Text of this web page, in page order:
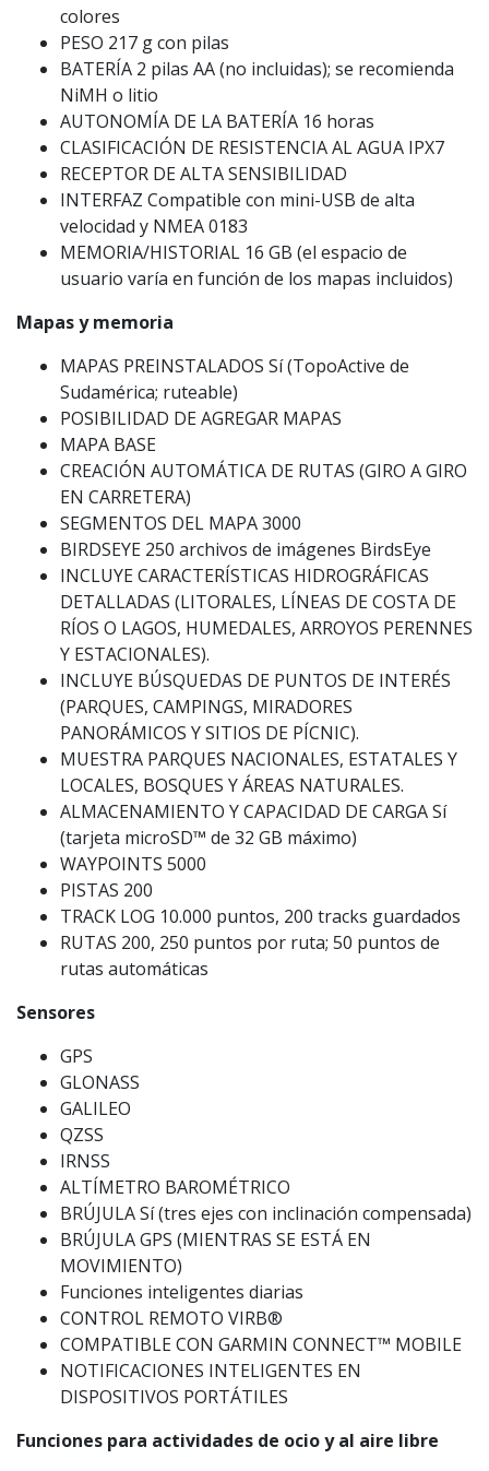
colores
PESO 217 g con pilas
BATERÍA 2 pilas AA (no incluidas); se recomienda
NiMH o litio
AUTONOMÍA DE LA BATERÍA 16 horas
CLASIFICACIÓN DE RESISTENCIA AL AGUA IPX7
RECEPTOR DE ALTA SENSIBILIDAD
INTERFAZ Compatible con mini-USB de alta
velocidad y NMEA 0183
MEMORIA/HISTORIAL 16 GB (el espacio de
usuario varía en función de los mapas incluidos)
Mapas y memoria
MAPAS PREINSTALADOS Sí (TopoActive de
Sudamérica; ruteable)
POSIBILIDAD DE AGREGAR MAPAS
MAPA BASE
CREACIÓN AUTOMÁTICA DE RUTAS (GIRO A GIRO
EN CARRETERA)
SEGMENTOS DEL MAPA 3000
BIRDSEYE 250 archivos de imágenes BirdsEye
INCLUYE CARACTERÍSTICAS HIDROGRÁFICAS
DETALLADAS (LITORALES, LÍNEAS DE COSTA DE
RÍOS O LAGOS, HUMEDALES, ARROYOS PERENNES
Y ESTACIONALES).
INCLUYE BÚSQUEDAS DE PUNTOS DE INTERÉS
(PARQUES, CAMPINGS, MIRADORES
PANORÁMICOS Y SITIOS DE PÍCNIC).
MUESTRA PARQUES NACIONALES, ESTATALES Y
LOCALES, BOSQUES Y ÁREAS NATURALES.
ALMACENAMIENTO Y CAPACIDAD DE CARGA Sí
(tarjeta microSD™ de 32 GB máximo)
WAYPOINTS 5000
PISTAS 200
TRACK LOG 10.000 puntos, 200 tracks guardados
RUTAS 200, 250 puntos por ruta; 50 puntos de
rutas automáticas
Sensores
GPS
GLONASS
GALILEO
QZSS
IRNSS
ALTÍMETRO BAROMÉTRICO
BRÚJULA Sí (tres ejes con inclinación compensada)
BRÚJULA GPS (MIENTRAS SE ESTÁ EN
MOVIMIENTO)
Funciones inteligentes diarias
CONTROL REMOTO VIRB®
COMPATIBLE CON GARMIN CONNECT™ MOBILE
NOTIFICACIONES INTELIGENTES EN
DISPOSITIVOS PORTÁTILES
Funciones para actividades de ocio y al aire libre